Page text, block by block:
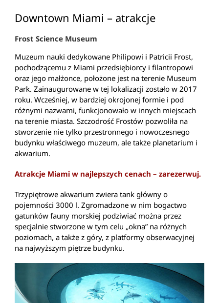
Downtown Miami – atrakcje
Frost Science Museum
Muzeum nauki dedykowane Philipowi i Patricii Frost,
pochodzącemu z Miami przedsiębiorcy i filantropowi
oraz jego małżonce, położone jest na terenie Museum
Park. Zainaugurowane w tej lokalizacji zostało w 2017
roku. Wcześniej, w bardziej okrojonej formie i pod
różnymi nazwami, funkcjonowało w innych miejscach
na terenie miasta. Szczodrość Frostów pozwoliła na
stworzenie nie tylko przestronnego i nowoczesnego
budynku właściwego muzeum, ale także planetarium i
akwarium.
Atrakcje Miami w najlepszych cenach – zarezerwuj.
Trzypiętrowe akwarium zwiera tank główny o
pojemności 3000 l. Zgromadzone w nim bogactwo
gatunków fauny morskiej podziwiać można przez
specjalnie stworzone w tym celu „okna” na różnych
poziomach, a także z góry, z platformy obserwacyjnej
na najwyższym piętrze budynku.